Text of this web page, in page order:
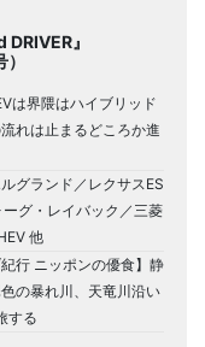
』
は界隈はハイブリッド
れは止まるどころか進
グランド／レクサスES
ーグ・レイバック／三菱
他
紀行 ニッポンの優食】静
の暴れ川、天竜川沿い
する